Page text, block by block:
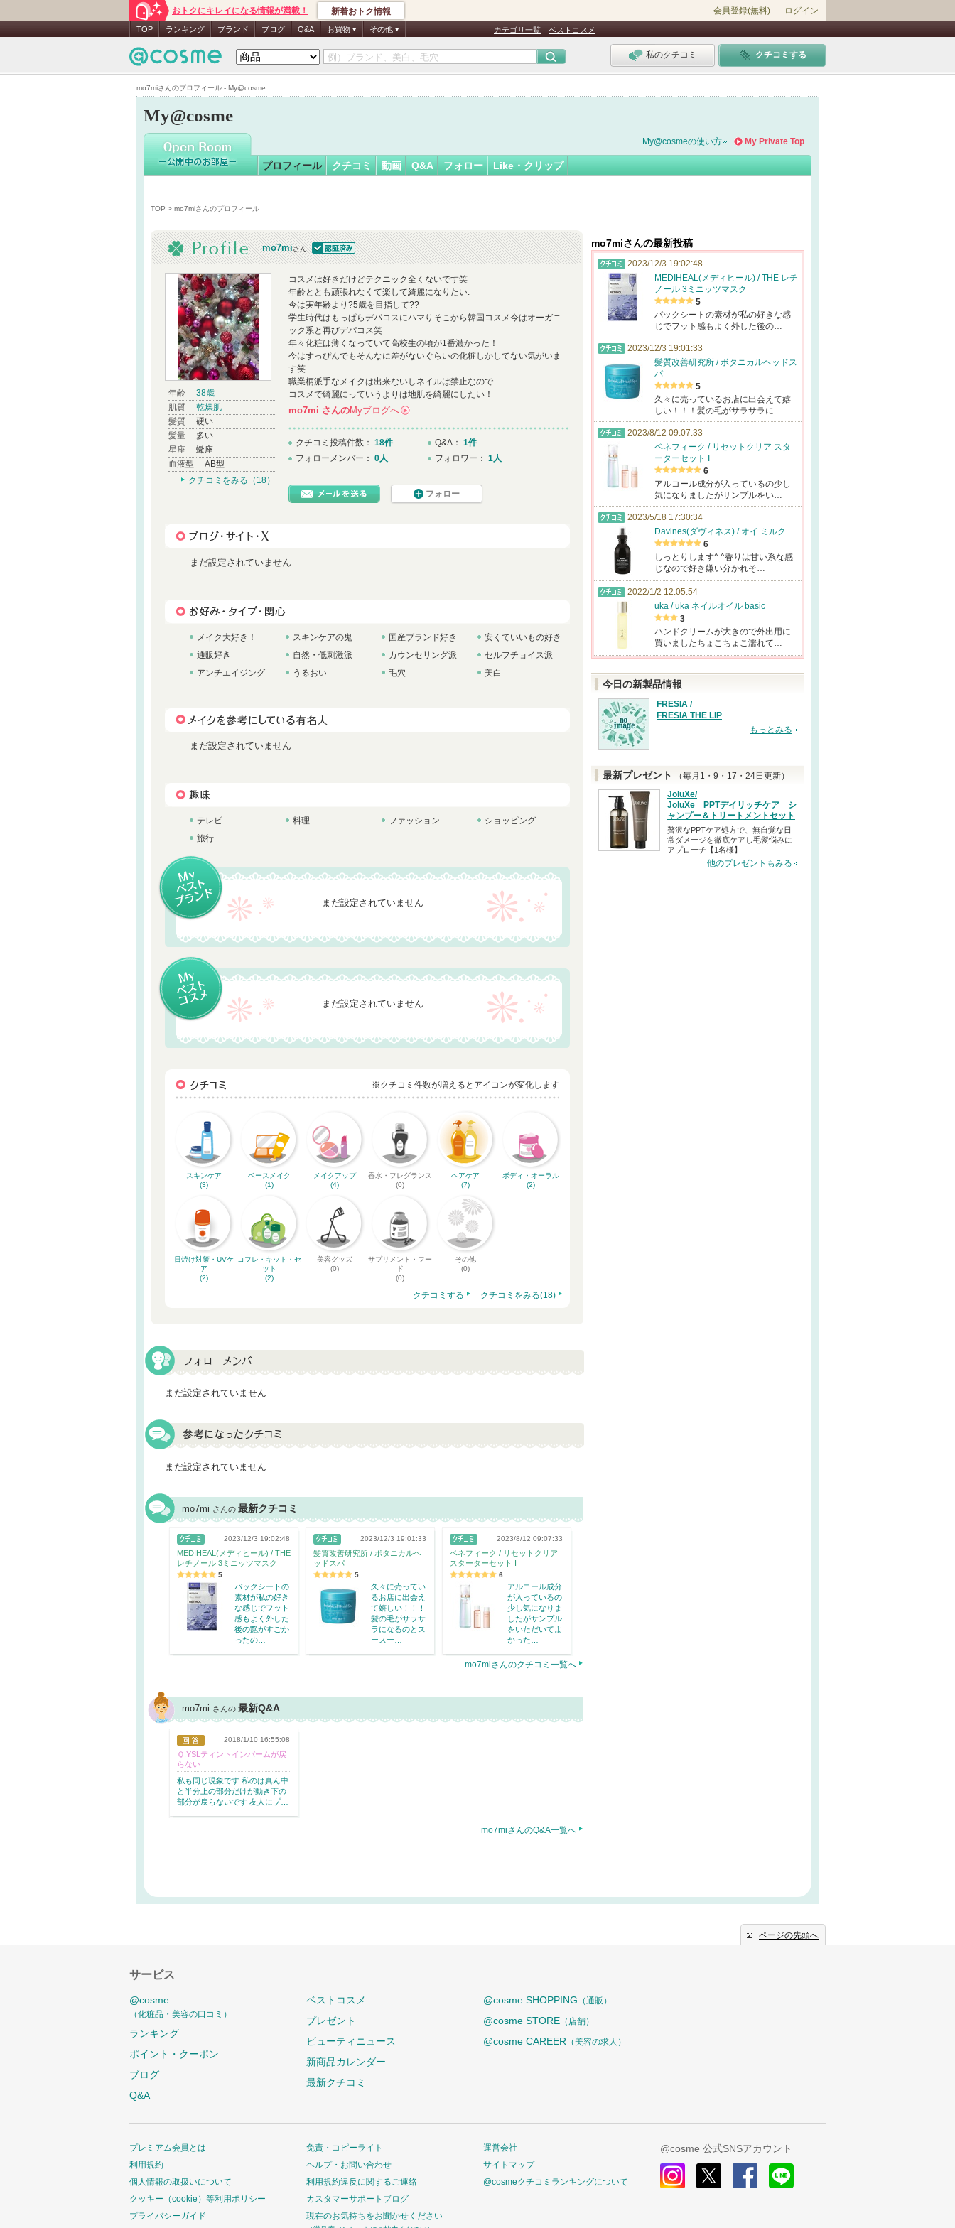
mo7miさんのプロフィール - My@cosme
おトクにキレイになる情報が満載！ 新着おトク情報 会員登録(無料) ログイン
TOP ランキング ブランド ブログ Q&A お買物 その他 カテゴリ一覧 ベストコスメ
私のクチコミ クチコミする
My@cosme
mo7miさん
認
証
My Private Top
My@cosmeの使い方
プロフィール クチコミ 動画 Q&A フォロー Like・クリップ
TOP > mo7miさんのプロフィール
mo7miさん
認証済
年齢
38歳
肌質
乾燥肌
髪質
硬い
髪量
多い
星座
蠍座
血液型
AB型
クチコミをみる（18）
コスメは好きだけどテクニック全くないです笑
年齢ととも頑張れなくて楽して綺麗になりたい.
今は実年齢より?5歳を目指して??
学生時代はもっぱらデパコスにハマりそこから韓国コスメ今はオーガニ
ック系と再びデパコス笑
年々化粧は薄くなっていて高校生の頃が1番濃かった！
今はすっぴんでもそんなに差がないぐらいの化粧しかしてない気がいま
す笑
職業柄派手なメイクは出来ないしネイルは禁止なので
コスメで綺麗にっていうよりは地肌を綺麗にしたい！
mo7mi さんのMyブログへ
クチコミ投稿件数： 18件
フォローメンバー： 0人
Q&A： 1件
フォロワー： 1人
フォロー
まだ設定されていません
メイク大好き！ スキンケアの鬼 国産ブランド好き
安くていいもの好き
通販好き
自然・低刺激派 カウンセリング派
セルフチョイス派
アンチエイジング
うるおい 毛穴 美白
まだ設定されていません
テレビ 料理 ファッション
ショッピング
旅行
まだ設定されていません
まだ設定されていません
※クチコミ件数が増えるとアイコンが変化します
スキンケア
(3)
ベースメイク
(1)
メイクアップ
(4)
香水・フレグランス
(0)
ヘアケア
(7)
ボディ・オーラル
(2)
日焼け対策・UVケ
ア
(2)
コフレ・キット・セ
ット
(2)
美容グッズ
(0)
サプリメント・フー
ド
(0)
その他
(0)
クチコミする クチコミをみる(18)
まだ設定されていません
まだ設定されていません
mo7mi さんの 最新クチコミ
2023/12/3 19:02:48
MEDIHEAL(メディヒール) / THE
レチノール 3ミニッツマスク
5
パックシートの
素材が私の好き
な感じでフット
感もよく外した
後の艶がすごか
ったの…
2023/12/3 19:01:33
髪質改善研究所 / ボタニカルヘ
ッドスパ
5
久々に売ってい
るお店に出会え
て嬉しい！！！
髪の毛がサラサ
ラになるのとス
ースー…
2023/8/12 09:07:33
ベネフィーク / リセットクリア
スターターセット I
6
アルコール成分
が入っているの
少し気になりま
したがサンプル
をいただいてよ
かった…
mo7miさんのクチコミ一覧へ
mo7mi さんの 最新Q&A
2018/1/10 16:55:08
Ｑ.YSLティントインバームが戻
らない
私も同じ現象です 私のは真ん中
と半分上の部分だけが動き下の
部分が戻らないです 友 人にプ…
mo7miさんのQ&A一覧へ
mo7miさんの最新投稿
2023/12/3 19:02:48
MEDIHEAL(メディヒール) / THE レチ
ノール 3ミニッツマスク
5
パックシートの素材が私の好きな感
じでフット感もよく外した後の…
2023/12/3 19:01:33
髪質改善研究所 / ボタニカルヘッドス
パ
5
久々に売っているお店に出会えて嬉
しい！！！髪の毛がサラサラに…
2023/8/12 09:07:33
ベネフィーク / リセットクリア スタ
ーターセット I
6
アルコール成分が入っているの少し
気になりましたがサンプルをい…
2023/5/18 17:30:34
Davines(ダヴィネス) / オイ ミルク
6
しっとりします^ ^香りは甘い系な感
じなので好き嫌い分かれそ…
2022/1/2 12:05:54
uka / uka ネイルオイル basic
3
ハンドクリームが大きので外出用に
買いましたちょこちょこ濡れて…
今日の新製品情報
FRESIA /
FRESIA THE LIP
もっとみる
最新プレゼント
（毎月1・9・17・24日更新）
JoluXe/
JoluXe PPTデイリッチケア シ
ャンプー＆トリートメントセット
贅沢なPPTケア処方で、無自覚な日
常ダメージを徹底ケアし毛髪悩みに
アプローチ【1名様】
他のプレゼントもみる
ページの先頭へ
サービス
@cosme
（化粧品・美容の口コミ）
ランキング
ポイント・クーポン
ブログ
Q&A
ベストコスメ
プレゼント
ビューティニュース
新商品カレンダー
最新クチコミ
@cosme SHOPPING （通販）
@cosme STORE （店舗）
@cosme CAREER （美容の求人）
プレミアム会員とは
利用規約
個人情報の取扱いについて
クッキー（cookie）等利用ポリシー
プライバシーガイド
免責・コピーライト
ヘルプ・お問い合わせ
利用規約違反に関するご連絡
カスタマーサポートブログ
現在のお気持ちをお聞かせください
運営会社
サイトマップ
@cosmeクチコミランキングについて
@cosme 公式SNSアカウント